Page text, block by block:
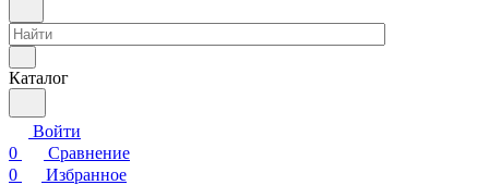
Каталог
Войти
0
Сравнение
0
Избранное